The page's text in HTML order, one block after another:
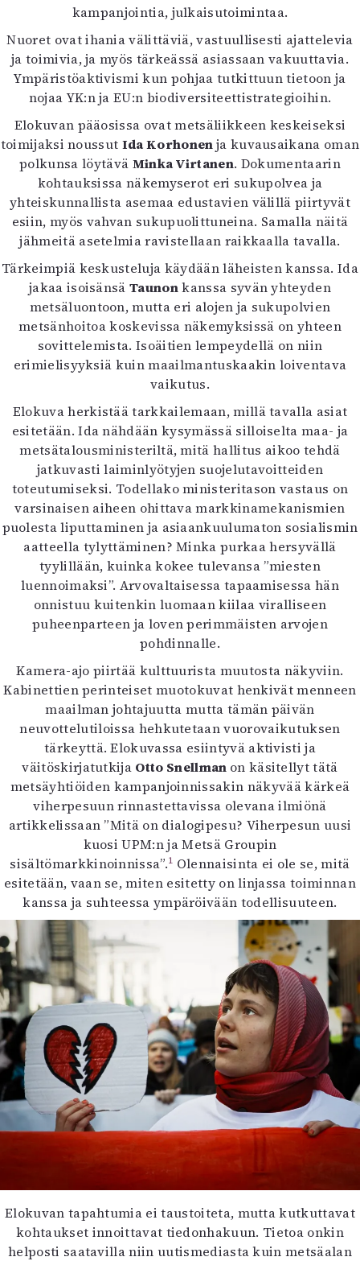
kampanjointia, julkaisutoimintaa.
Nuoret ovat ihania välittäviä, vastuullisesti ajattelevia
ja toimivia, ja myös tärkeässä asiassaan vakuuttavia.
Ympäristöaktivismi kun pohjaa tutkittuun tietoon ja
nojaa YK:n ja EU:n biodiversiteettistrategioihin.
Elokuvan pääosissa ovat metsäliikkeen keskeiseksi
toimijaksi noussut Ida Korhonenja kuvausaikana oman
polkunsa löytävä Minka Virtanen. Dokumentaarin
kohtauksissa näkemyserot eri sukupolvea ja
yhteiskunnallista asemaa edustavien välillä piirtyvät
esiin, myös vahvan sukupuolittuneina. Samalla näitä
jähmeitä asetelmia ravistellaan raikkaalla tavalla.
Tärkeimpiä keskusteluja käydään läheisten kanssa. Ida
jakaa isoisänsäTaunonkanssa syvän yhteyden
metsäluontoon, mutta eri alojen ja sukupolvien
metsänhoitoa koskevissa näkemyksissä on yhteen
sovittelemista. Isoäitien lempeydellä on niin
erimielisyyksiä kuin maailmantuskaakin loiventava
vaikutus.
Elokuva herkistää tarkkailemaan, millä tavalla asiat
esitetään. Ida nähdään kysymässä silloiselta maa- ja
metsätalousministeriltä, mitä hallitus aikoo tehdä
jatkuvasti laiminlyötyjen suojelutavoitteiden
toteutumiseksi. Todellako ministeritason vastaus on
varsinaisen aiheen ohittava markkinamekanismien
puolesta liputtaminen ja asiaankuulumaton sosialismin
aatteella tylyttäminen? Minka purkaa hersyvällä
tyylillään, kuinka kokee tulevansa ”miesten
luennoimaksi”. Arvovaltaisessa tapaamisessa hän
onnistuu kuitenkin luomaan kiilaa viralliseen
puheenparteen ja loven perimmäisten arvojen
pohdinnalle.
Kamera-ajo piirtää kulttuurista muutosta näkyviin.
Kabinettien perinteiset muotokuvat henkivät menneen
maailman johtajuutta mutta tämän päivän
neuvottelutiloissa hehkutetaan vuorovaikutuksen
tärkeyttä. Elokuvassa esiintyvä aktivisti ja
väitöskirjatutkija Otto Snellman on käsitellyt tätä
metsäyhtiöiden kampanjoinnissakin näkyvää kärkeä
viherpesuun rinnastettavissa olevana ilmiönä
artikkelissaan ”Mitä on dialogipesu? Viherpesun uusi
kuosi UPM:n ja Metsä Groupin
sisältömarkkinoinnissa”.1 Olennaisinta ei ole se, mitä
esitetään, vaan se, miten esitetty on linjassa toiminnan
kanssa ja suhteessa ympäröivään todellisuuteen.
Elokuvan tapahtumia ei taustoiteta, mutta kutkuttavat
kohtaukset innoittavat tiedonhakuun. Tietoa onkin
helposti saatavilla niin uutismediasta kuin metsäalan